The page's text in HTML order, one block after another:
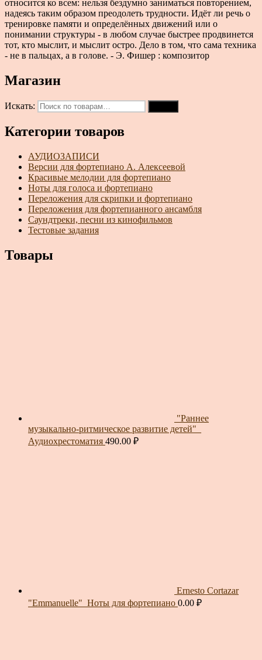
относится ко всем: нельзя бездумно заниматься повторением,
надеясь таким образом преодолеть трудности. Идёт ли речь о
тренировке памяти и определённых движений или о
понимании структуры - в любом случае быстрее продвинется
тот, кто мыслит, и мыслит остро. Дело в том, что сама техника
- не в пальцах, а в голове. - Э. Фишер : композитор
Магазин
Искать:
Категории товаров
АУДИОЗАПИСИ
Версии для фортепиано А. Алексеевой
Красивые мелодии для фортепиано
Ноты для голоса и фортепиано
Переложения для скрипки и фортепиано
Переложения для фортепианного ансамбля
Саундтреки, песни из кинофильмов
Тестовые задания
Товары
"Раннее
музыкально-ритмическое развитие детей"_
Аудиохрестоматия 490.00 ₽
Ernesto Cortazar
"Emmanuelle"_Ноты для фортепиано 0.00 ₽